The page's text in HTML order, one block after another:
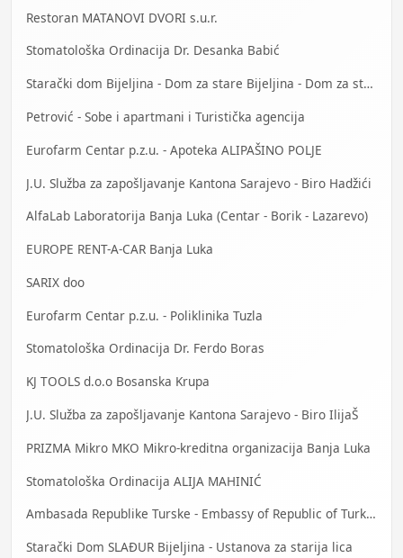
Restoran MATANOVI DVORI s.u.r.
Stomatološka Ordinacija Dr. Desanka Babić
Starački dom Bijeljina - Dom za stare Bijeljina - Dom za stara lica Bijeljina
Petrović - Sobe i apartmani i Turistička agencija
Eurofarm Centar p.z.u. - Apoteka ALIPAŠINO POLJE
J.U. Služba za zapošljavanje Kantona Sarajevo - Biro Hadžići
AlfaLab Laboratorija Banja Luka (Centar - Borik - Lazarevo)
EUROPE RENT-A-CAR Banja Luka
SARIX doo
Eurofarm Centar p.z.u. - Poliklinika Tuzla
Stomatološka Ordinacija Dr. Ferdo Boras
KJ TOOLS d.o.o Bosanska Krupa
J.U. Služba za zapošljavanje Kantona Sarajevo - Biro IlijaŠ
PRIZMA Mikro MKO Mikro-kreditna organizacija Banja Luka
Stomatološka Ordinacija ALIJA MAHINIĆ
Ambasada Republike Turske - Embassy of Republic of Turkey
Starački Dom SLAĐUR Bijeljina - Ustanova za starija lica